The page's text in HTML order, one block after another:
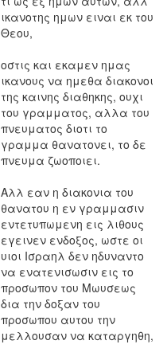
ικανοτης ημων ειναι εκ του
Θεου,
οστις και εκαμεν ημας
ικανους να ημεθα διακονοι
της καινης διαθηκης, ουχι
του γραμματος, αλλα του
πνευματος διοτι το
γραμμα θανατονει, το δε
πνευμα ζωοποιει.
Αλλ εαν η διακονια του
θανατου η εν γραμμασιν
εντετυπωμενη εις λιθους
εγεινεν ενδοξος, ωστε οι
υιοι Ισραηλ δεν ηδυναντο
να ενατενισωσιν εις το
προσωπον του Μωυσεως
δια την δοξαν του
προσωπου αυτου την
μελλουσαν να καταργηθη,